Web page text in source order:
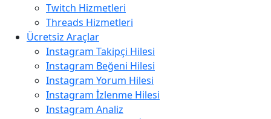
Twitch Hizmetleri
Threads Hizmetleri
Ücretsiz Araçlar
Instagram Takipçi Hilesi
Instagram Beğeni Hilesi
Instagram Yorum Hilesi
Instagram İzlenme Hilesi
Instagram Analiz